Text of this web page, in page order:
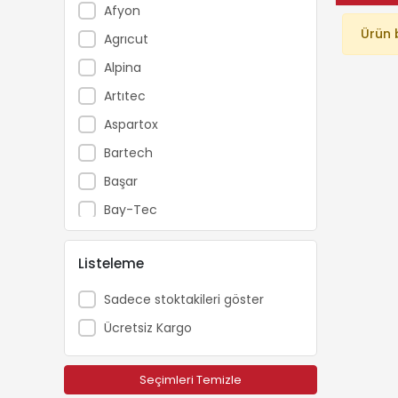
Afyon
Agrıcut
Alpina
Artıtec
Aspartox
Bartech
Başar
Bay-Tec
Beıyuan
Beready
Boryap
Brofar
Bursa Tohum
Campagnola
Listeleme
Sadece stoktakileri göster
Ücretsiz Kargo
Seçimleri Temizle
Ürün